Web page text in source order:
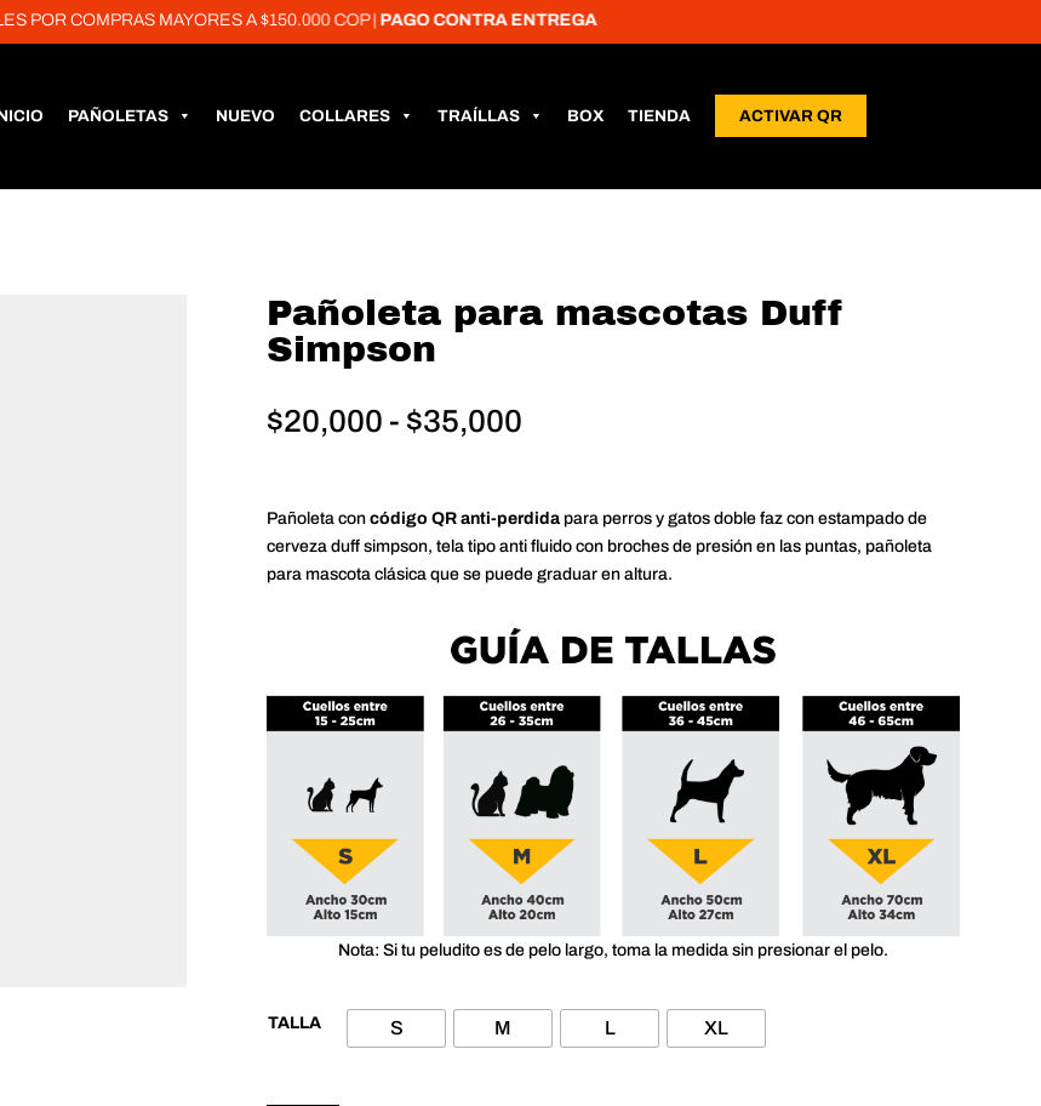
MAYORES A $150.000 COP |PAGO CONTRA ENTREGA
PAÑOLETAS NUEVO COLLARES TRAÍLLAS BOX TIENDA ACTIVAR QR
Pañoleta para mascotas Duff
Simpson
$20,000 - $35,000
desde
$20,000
hasta
$35,000
Pañoleta concódigo QR anti-perdida para perros y gatos doble faz con estampado de
cerveza duff simpson, tela tipo anti fluido con broches de presión en las puntas, pañoleta
para mascota clásica que se puede graduar en altura.
Nota: Si tu peludito es de pelo largo, toma la medida sin presionar el pelo.
TALLA S M L XL